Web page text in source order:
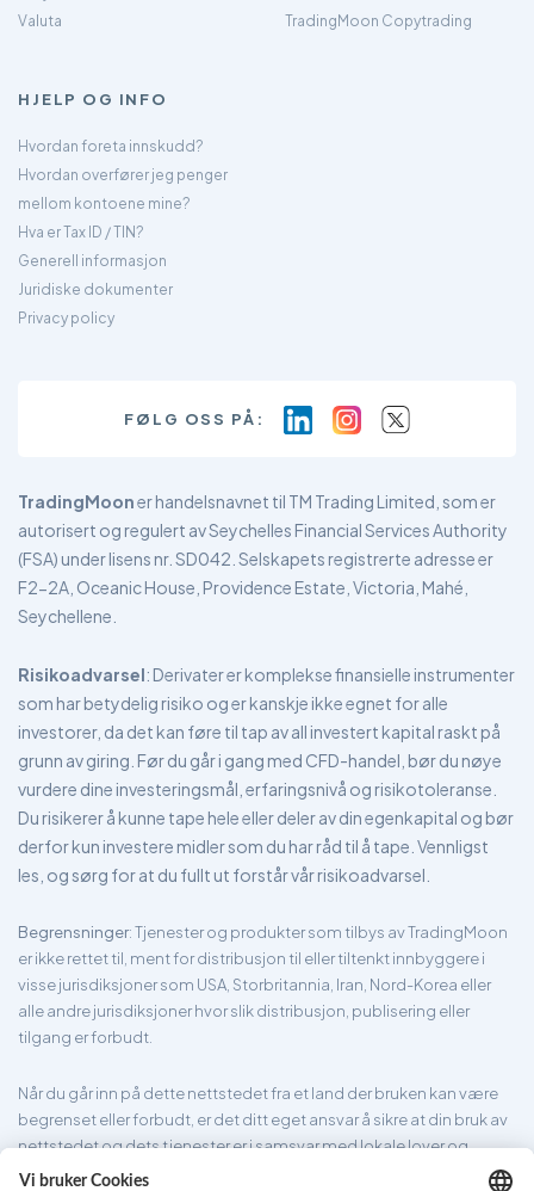
Valuta
TradingMoon Copytrading
HJELP OG INFO
Hvordan foreta innskudd?
Hvordan overfører jeg penger
mellom kontoene mine?
Hva er Tax ID / TIN?
Generell informasjon
Juridiske dokumenter
Privacy policy
FØLG OSS PÅ:
TradingMooner handelsnavnet til TM Trading Limited, som er
autorisert og regulert av Seychelles Financial Services Authority
(FSA) under lisens nr. SD042. Selskapets registrerte adresse er
F2-2A, Oceanic House, Providence Estate, Victoria, Mahé,
Seychellene.
Risikoadvarsel: Derivater er komplekse finansielle instrumenter
som har betydelig risiko og er kanskje ikke egnet for alle
investorer, da det kan føre til tap av all investert kapital raskt på
grunn av giring. Før du går i gang med CFD-handel, bør du nøye
vurdere dine investeringsmål, erfaringsnivå og risikotoleranse.
Du risikerer å kunne tape hele eller deler av din egenkapital og bør
derfor kun investere midler som du har råd til å tape. Vennligst
les, og sørg for at du fullt ut forstår vår risikoadvarsel.
Begrensninger: Tjenester og produkter som tilbys av TradingMoon
er ikke rettet til, ment for distribusjon til eller tiltenkt innbyggere i
visse jurisdiksjoner som USA, Storbritannia, Iran, Nord-Korea eller
alle andre jurisdiksjoner hvor slik distribusjon, publisering eller
tilgang er forbudt.
Når du går inn på dette nettstedet fra et land der bruken kan være
begrenset eller forbudt, er det ditt eget ansvar å sikre at din bruk av
nettstedet og dets tjenester er i samsvar med lokale lover og
forskrifter. TradingMoon garanterer ikke at informasjonen som er